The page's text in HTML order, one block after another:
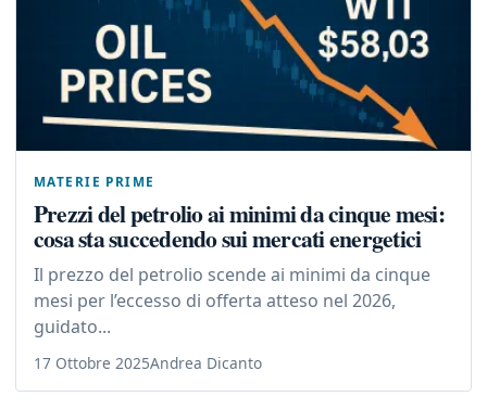
MATERIE PRIME
Prezzi del petrolio ai minimi da cinque mesi:
cosa sta succedendo sui mercati energetici
Il prezzo del petrolio scende ai minimi da cinque
mesi per l’eccesso di offerta atteso nel 2026,
guidato...
17 Ottobre 2025Andrea Dicanto